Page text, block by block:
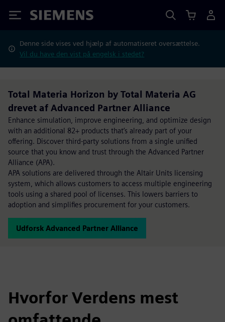
Siemens
Denne side vises ved hjælp af automatiseret oversættelse.
Vil du have den vist på engelsk i stedet?
Total Materia Horizon by Total Materia AG
drevet af Advanced Partner Alliance
Enhance simulation, improve engineering, and optimize design
with an additional 82+ products that’s already part of your
offering. Discover third-party solutions from a single unified
source that you know and trust through the Advanced Partner
Alliance (APA).
APA solutions are delivered through the Altair Units licensing
system, which allows customers to access multiple engineering
tools using a shared pool of licenses. This lowers barriers to
adoption and simplifies procurement for your customers.
Udforsk Advanced Partner Alliance
Hvorfor Verdens mest